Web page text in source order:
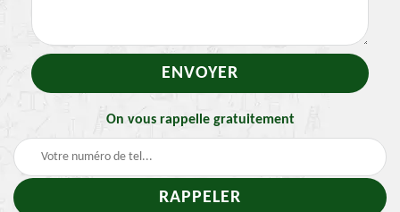
On vous rappelle gratuitement